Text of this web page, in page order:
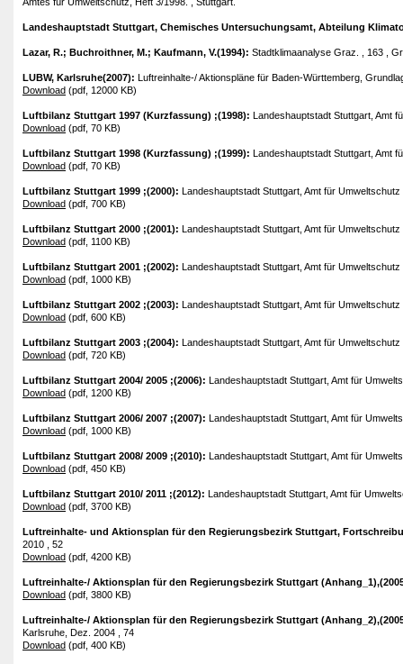
Landeshauptstadt Stuttgart, Chemisches Untersuchungsamt, Abteilung
Lazar, R.; Buchroithner, M.; Kaufmann, V.(1994): Stadtklimaanalyse Graz. , 163 ,
LUBW, Karlsruhe(2007): Luftreinhalte-/ Aktionspläne für Baden-Württemberg,
Download (pdf, 12000 KB)
Luftbilanz Stuttgart 1997 (Kurzfassung) ;(1998): Landeshauptstadt Stuttgart, Amt
Download (pdf, 70 KB)
Luftbilanz Stuttgart 1998 (Kurzfassung) ;(1999): Landeshauptstadt Stuttgart, Amt
Download (pdf, 70 KB)
Luftbilanz Stuttgart 1999 ;(2000): Landeshauptstadt Stuttgart, Amt für
Download (pdf, 700 KB)
Luftbilanz Stuttgart 2000 ;(2001): Landeshauptstadt Stuttgart, Amt für
Download (pdf, 1100 KB)
Luftbilanz Stuttgart 2001 ;(2002): Landeshauptstadt Stuttgart, Amt für
Download (pdf, 1000 KB)
Luftbilanz Stuttgart 2002 ;(2003): Landeshauptstadt Stuttgart, Amt für
Download (pdf, 600 KB)
Luftbilanz Stuttgart 2003 ;(2004): Landeshauptstadt Stuttgart, Amt für
Download (pdf, 720 KB)
Luftbilanz Stuttgart 2004/ 2005 ;(2006): Landeshauptstadt Stuttgart, Amt für
Download (pdf, 1200 KB)
Luftbilanz Stuttgart 2006/ 2007 ;(2007): Landeshauptstadt Stuttgart, Amt für
Download (pdf, 1000 KB)
Luftbilanz Stuttgart 2008/ 2009 ;(2010): Landeshauptstadt Stuttgart, Amt für
Download (pdf, 450 KB)
Luftbilanz Stuttgart 2010/ 2011 ;(2012): Landeshauptstadt Stuttgart, Amt für
Download (pdf, 3700 KB)
Luftreinhalte- und Aktionsplan für den Regierungsbezirk Stuttgart,
2010 , 52
Download (pdf, 4200 KB)
Luftreinhalte-/ Aktionsplan für den Regierungsbezirk Stuttgart
Download (pdf, 3800 KB)
Luftreinhalte-/ Aktionsplan für den Regierungsbezirk Stuttgart
Karlsruhe, Dez. 2004 , 74
Download (pdf, 400 KB)